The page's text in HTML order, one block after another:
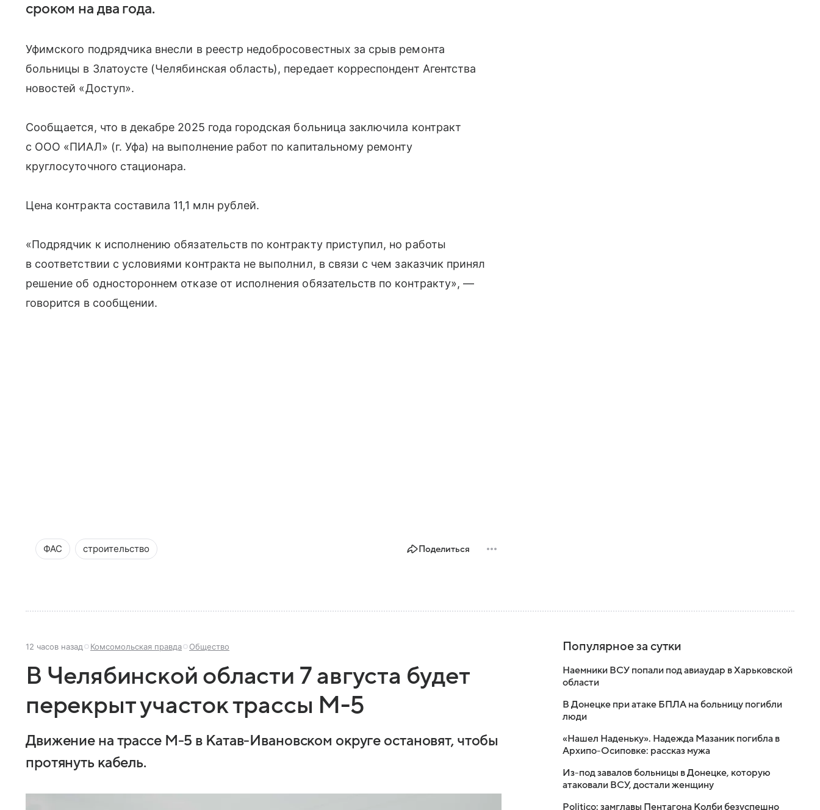
сроком на два года.
Уфимского подрядчика внесли в реестр недобросовестных за срыв ремонта
больницы в Златоусте (Челябинская область), передает корреспондент Агентства
новостей «Доступ».
Сообщается, что в декабре 2025 года городская больница заключила контракт
с ООО «ПИАЛ» (г. Уфа) на выполнение работ по капитальному ремонту
круглосуточного стационара.
Цена контракта составила 11,1 млн рублей.
«Подрядчик к исполнению обязательств по контракту приступил, но работы
в соответствии с условиями контракта не выполнил, в связи с чем заказчик принял
решение об одностороннем отказе от исполнения обязательств по контракту», —
говорится в сообщении.
ФАС строительство Поделиться
12 часов назад Комсомольская правда Общество
В Челябинской области 7 августа будет
перекрыт участок трассы М-5
Движение на трассе М-5 в Катав-Ивановском округе остановят, чтобы
протянуть кабель.
Популярное за сутки
Наемники ВСУ попали под авиаудар в Харьковской
области
В Донецке при атаке БПЛА на больницу погибли
люди
«Нашел Наденьку». Надежда Мазаник погибла в
Архипо-Осиповке: рассказ мужа
Из-под завалов больницы в Донецке, которую
атаковали ВСУ, достали женщину
Politico: замглавы Пентагона Колби безуспешно